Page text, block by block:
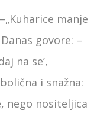
manje
govore: –
na se’,
i snažna:
nego nositeljica